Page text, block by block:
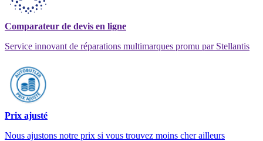
Comparateur de devis en ligne
Service innovant de réparations multimarques promu par Stellantis
Prix ajusté
Nous ajustons notre prix si vous trouvez moins cher ailleurs